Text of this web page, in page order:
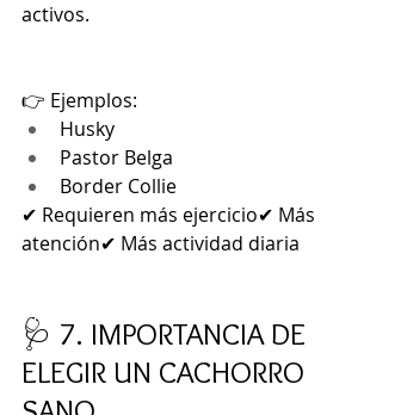
activos.
👉 Ejemplos:
Husky
Pastor Belga
Border Collie
✔ Requieren más ejercicio✔ Más
atención✔ Más actividad diaria
🩺 7. IMPORTANCIA DE
ELEGIR UN CACHORRO